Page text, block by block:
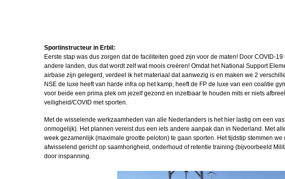
Sportinstructeur in Erbil:
Eerste stap was dus zorgen dat de faciliteiten goed zijn voor de maten! Door COVID-
andere landen, dus dat wordt zelf wat moois creëren! Omdat het National Support
airbase zijn gelegerd, verdeel ik het materiaal dat aanwezig is en maken we 2
NSE de luxe heeft van harde infra op het kamp, heeft de FP de luxe van een coalitie
voor beide een prima plek om jezelf gezond en inzetbaar te houden mits er niets
veiligheid/COVID met sporten.
Met de wisselende werkzaamheden van alle Nederlanders is het hier lastig om een
onmogelijk). Het plannen vereist dus een iets andere aanpak dan in Nederland. Met
week gezamenlijk (maximale grootte peloton) te gaan sporten. Het tijdstip stemmen
afwisselend gericht op saamhorigheid, onderhoud of retentie training (bijvoorbeeld
door inspanning.